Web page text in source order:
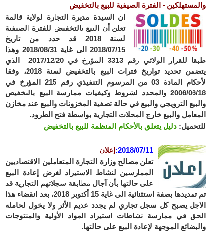
والمستهلكين - الفترة الصيفية للبيع بالتخفيض
ان السيدة مديرة التجارة لولاية قالمة
تعلن أن البيع بالتخفيض للفترة الصيفية
لسنة 2018 قد حدد من تاريخ
2018/07/15 الى غاية 2018/08/31 وهذا
طبقا للقرار الولائي رقم 3313 المؤرخ في 2017/12/20 الذي
يتضمن تحديد تواريخ فترات البيع بالتخفيض لسنة 2018، وفقا
لأحكام المادة 03 من المرسوم التنفيذي رقم 215 المؤرخ في
2006/06/18 والمحدد لشروط وكيفيات ممارسة البيع بالتخفيض
والبيع الترويجي والبيع في حالة تصفية المخزونات والبيع عند مخازن
المعامل والبيع خارج المحلات التجارية بواسطة فتح الطرود.
للتحميل: دليل يتعلق بالأحكام المنظمة للبيع بالتخفيض
2018/07/11
: إعلان
تعلن مصالح وزارة التجارة المتعاملين الاقتصاديين
الممارسين لنشاط الاستيراد لغرض إعادة البيع
على حالتها بأن آجال مطابقة سجلاتهم التجارية قد
تم تمديدها بصفة استثنائية الى غاية 15 أكتوبر 2018، بعد انقضاء هذا
الاجل يصبح كل سجل تجاري لم يجدد عديم الأثر ولا يخول لحامله
الحق في ممارسة نشاطات استيراد المواد الأولية والمنتوجات
والبضائع الموجهة لإعادة البيع على حالتها.